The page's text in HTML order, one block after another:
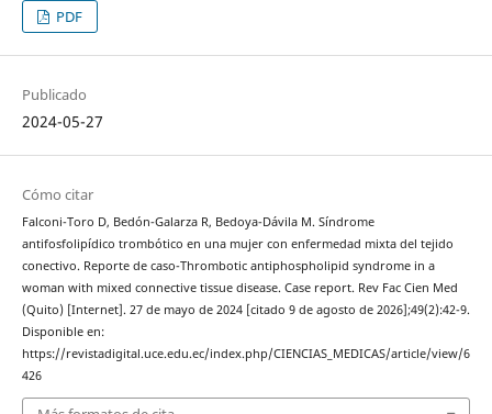
PDF
Publicado
2024-05-27
Cómo citar
Falconi-Toro D, Bedón-Galarza R, Bedoya-Dávila M. Síndrome
antifosfolipídico trombótico en una mujer con enfermedad mixta del tejido
conectivo. Reporte de caso-Thrombotic antiphospholipid syndrome in a
woman with mixed connective tissue disease. Case report. Rev Fac Cien Med
(Quito) [Internet]. 27 de mayo de 2024 [citado 9 de agosto de 2026];49(2):42-9.
Disponible en:
https://revistadigital.uce.edu.ec/index.php/CIENCIAS_MEDICAS/article/view/6
426